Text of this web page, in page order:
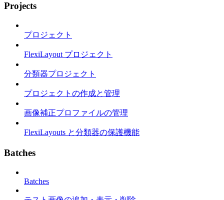
Projects
プロジェクト
FlexiLayout プロジェクト
分類器プロジェクト
プロジェクトの作成と管理
画像補正プロファイルの管理
FlexiLayouts と分類器の保護機能
Batches
Batches